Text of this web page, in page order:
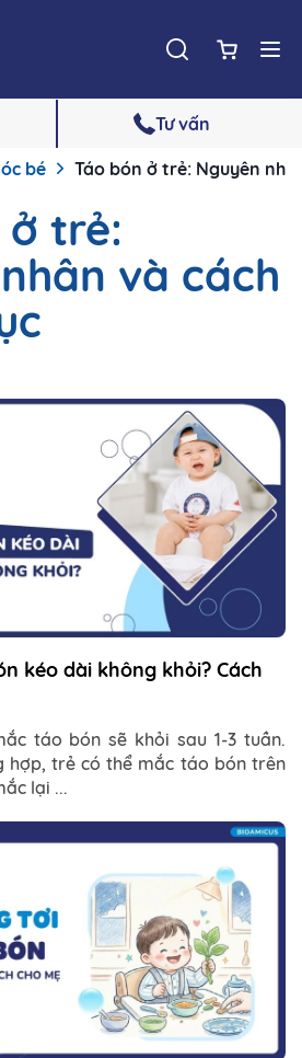
Tư vấn
bé Táo bón ở trẻ: Nguyên
ở trẻ:
và cách
kéo dài không khỏi? Cách
táo bón sẽ khỏi sau 1-3 tuần.
hợp, trẻ có thể mắc táo bón trên
lại ...